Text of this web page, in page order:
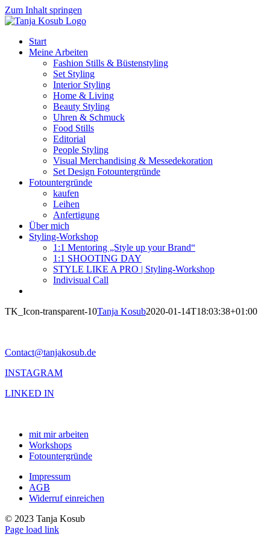
Zum Inhalt springen
Start
Meine Arbeiten
Fashion Stills & Büstenstyling
Set Styling
Interior Styling
Home & Living
Beauty Styling
Uhren & Schmuck
Food Stills
Editorial
People Styling
Visual Merchandising & Messedekoration
Set Design Fotountergründe
Fotountergründe
kaufen
Leihen
Anfertigung
Über mich
Styling-Workshop
1:1 Mentoring „Style up your Brand“
1:1 SHOOTING DAY
STYLE LIKE A PRO | Styling-Workshop
Indivisual Call
TK_Icon-transparent-10Tanja Kosub2020-01-14T18:03:38+01:00
Contact@tanjakosub.de
INSTAGRAM
LINKED IN
mit mir arbeiten
Workshops
Fotountergründe
Impressum
AGB
Widerruf einreichen
© 2023 Tanja Kosub
Page load link